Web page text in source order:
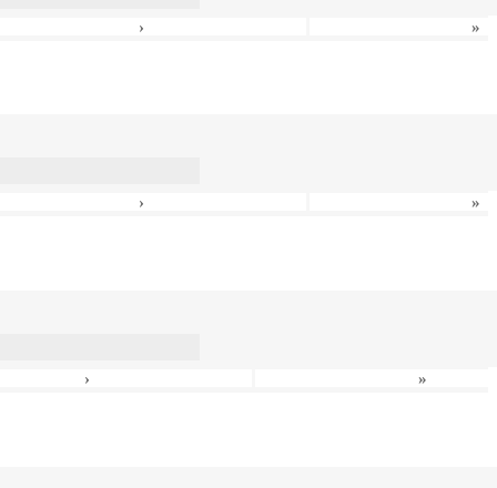
› »
› »
› »